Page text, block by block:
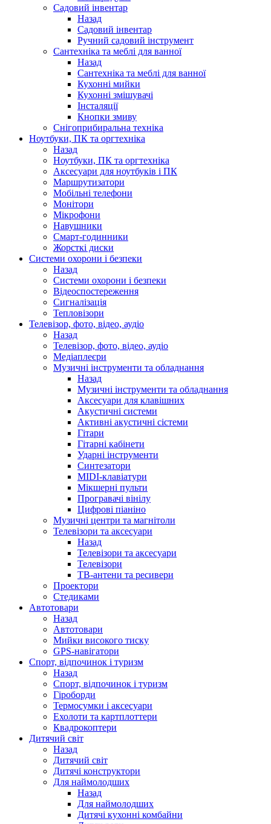
Садовий інвентар
Назад
Садовий інвентар
Ручний садовий інструмент
Сантехніка та меблі для ванної
Назад
Сантехніка та меблі для ванної
Кухонні мийки
Кухонні змішувачі
Інсталяції
Кнопки змиву
Снігоприбиральна техніка
Ноутбуки, ПК та оргтехніка
Назад
Ноутбуки, ПК та оргтехніка
Аксесуари для ноутбуків і ПК
Маршрутизатори
Мобільні телефони
Монітори
Мікрофони
Навушники
Смарт-годинники
Жорсткі диски
Системи охорони і безпеки
Назад
Системи охорони і безпеки
Відеоспостереження
Сигналізація
Тепловізори
Телевізор, фото, відео, аудіо
Назад
Телевізор, фото, відео, аудіо
Медіаплеєри
Музичні інструменти та обладнання
Назад
Музичні інструменти та обладнання
Аксесуари для клавішних
Акустичні системи
Активні акустичні сістеми
Гітари
Гітарні кабінети
Ударні інструменти
Синтезатори
MIDI-клавіатури
Мікшерні пульти
Програвачі вінілу
Цифрові піаніно
Музичні центри та магнітоли
Телевізори та аксесуари
Назад
Телевізори та аксесуари
Телевізори
ТВ-антени та ресивери
Проектори
Стедиками
Автотовари
Назад
Автотовари
Мийки високого тиску
GPS-навігатори
Спорт, відпочинок і туризм
Назад
Спорт, відпочинок і туризм
Гіроборди
Термосумки і аксесуари
Ехолоти та картплоттери
Квадрокоптери
Дитячий світ
Назад
Дитячий світ
Дитячі конструктори
Для наймолодших
Назад
Для наймолодших
Дитячі кухонні комбайни